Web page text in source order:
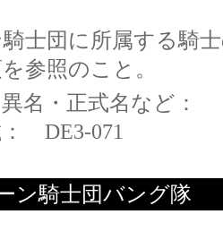
士団に所属する騎
参照のこと。
異名・正式名など：
DE3-071
ン騎士団バング隊